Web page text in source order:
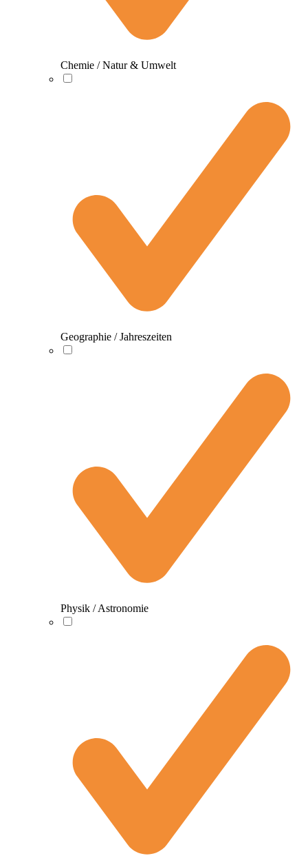
Chemie / Natur & Umwelt
Geographie / Jahreszeiten
Physik / Astronomie